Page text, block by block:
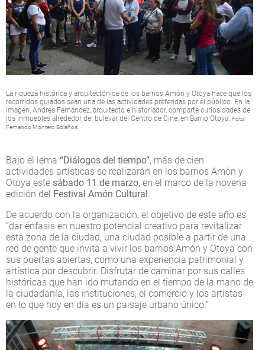
La riqueza histórica y arquitectónica de los barrios Amón y Otoya hace que los
recorridos guiados sean una de las actividades preferidas por el público. En la
imagen, Andrés Fernández, arquitecto e historiador, comparte curiosidades de
los inmuebles alrededor del bulevar del Centro de Cine, en Barrio Otoya. Foto:
Fernando Montero Bolaños.
Bajo el lema “Diálogos del tiempo”, más de cien
actividades artísticas se realizarán en los barrios Amón y
Otoya este sábado 11 de marzo, en el marco de la novena
edición del Festival Amón Cultural.
De acuerdo con la organización, el objetivo de este año es
“dar énfasis en nuestro potencial creativo para revitalizar
esta zona de la ciudad; una ciudad posible a partir de una
red de gente que invita a vivir los barrios Amón y Otoya con
sus puertas abiertas, como una experiencia patrimonial y
artística por descubrir. Disfrutar de caminar por sus calles
históricas que han ido mutando en el tiempo de la mano de
la ciudadanía, las instituciones, el comercio y los artistas
en lo que hoy en día es un paisaje urbano único.”